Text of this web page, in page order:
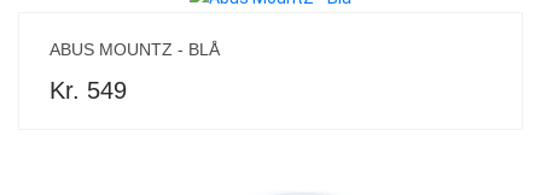
ABUS MOUNTZ - BLÅ
Kr. 549